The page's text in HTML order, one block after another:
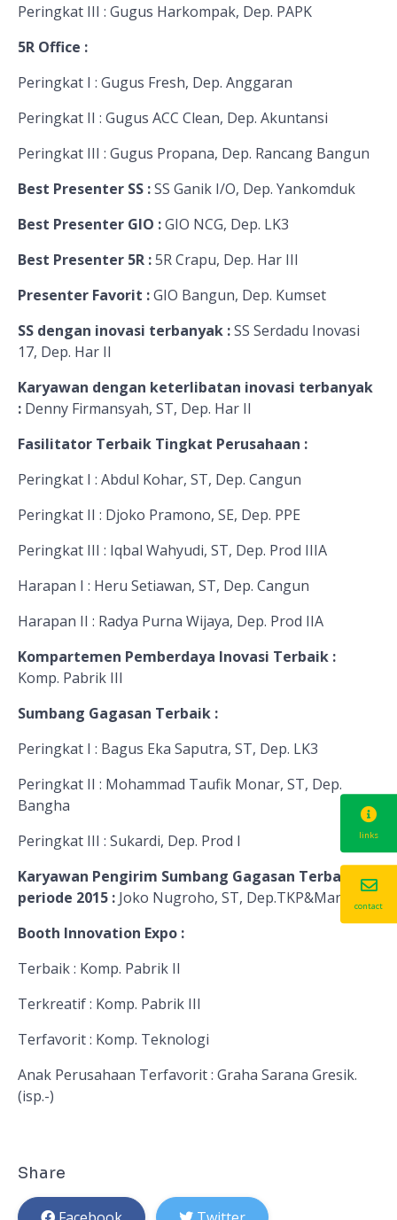
Peringkat III : Gugus Harkompak, Dep. PAPK
5R Office :
Peringkat I : Gugus Fresh, Dep. Anggaran
Peringkat II : Gugus ACC Clean, Dep. Akuntansi
Peringkat III : Gugus Propana, Dep. Rancang Bangun
Best Presenter SS :SS Ganik I/O, Dep. Yankomduk
Best Presenter GIO :GIO NCG, Dep. LK3
Best Presenter 5R :5R Crapu, Dep. Har III
Presenter Favorit :GIO Bangun, Dep. Kumset
SS dengan inovasi terbanyak :SS Serdadu Inovasi
17, Dep. Har II
Karyawan dengan keterlibatan inovasi terbanyak
: Denny Firmansyah, ST, Dep. Har II
Fasilitator Terbaik Tingkat Perusahaan :
Peringkat I : Abdul Kohar, ST, Dep. Cangun
Peringkat II : Djoko Pramono, SE, Dep. PPE
Peringkat III : Iqbal Wahyudi, ST, Dep. Prod IIIA
Harapan I : Heru Setiawan, ST, Dep. Cangun
Harapan II : Radya Purna Wijaya, Dep. Prod IIA
Kompartemen Pemberdaya Inovasi Terbaik :
Komp. Pabrik III
Sumbang Gagasan Terbaik :
Peringkat I : Bagus Eka Saputra, ST, Dep. LK3
Peringkat II : Mohammad Taufik Monar, ST, Dep.
Bangha
Peringkat III : Sukardi, Dep. Prod I
Karyawan Pengirim Sumbang Gagasan Terbanyak
periode 2015 : Joko Nugroho, ST, Dep.TKP&Manris
Booth Innovation Expo :
Terbaik : Komp. Pabrik II
Terkreatif : Komp. Pabrik III
Terfavorit : Komp. Teknologi
Anak Perusahaan Terfavorit : Graha Sarana Gresik.
(isp.-)
Share
links
contact